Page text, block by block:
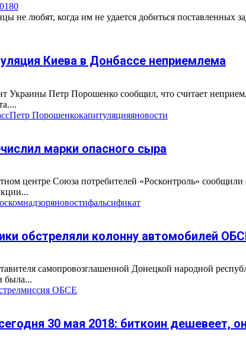
0
не любят, когда им не удается добиться поставленных
Киева в Донбассе неприемлема
Украины Петр Порошенко сообщил, что считает
Петр Порошенкокапитуляцияяновости
марки опасного сыра
центре Союза потребителей «Росконтроль»
яновостифальсификат
обстреляли колонну автомобилей
самопровозглашенной Донецкой народной
была...
миссия ОБСЕ
30 мая 2018: биткоин дешевеет,